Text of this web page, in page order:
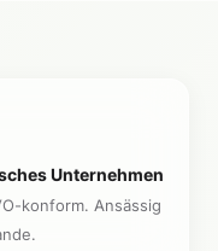
Unternehmen
konform. Ansässig